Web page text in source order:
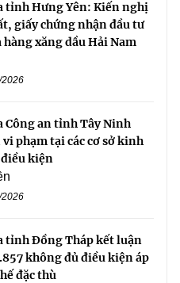
tỉnh Hưng Yên: Kiến nghị
giấy chứng nhận đầu tư
hàng xăng dầu Hải Nam
2026
Công an tỉnh Tây Ninh
phạm tại các cơ sở kinh
kiện
2026
tỉnh Đồng Tháp kết luận
không đủ điều kiện áp
đặc thù